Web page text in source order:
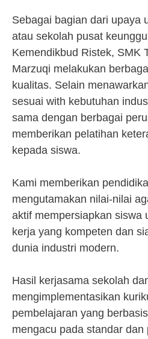
Sebagai bagian dari upaya
atau sekolah pusat
Kemendikbud Ristek, SMK
Marzuqi melakukan
kualitas. Selain
sesuai with kebutuhan
sama dengan berbagai
memberikan pelatihan
kepada siswa.
Kami memberikan
mengutamakan nilai-nilai
aktif mempersiapkan siswa
kerja yang kompeten dan
dunia industri modern.
Hasil kerjasama sekolah
mengimplementasikan
pembelajaran yang
mengacu pada standar